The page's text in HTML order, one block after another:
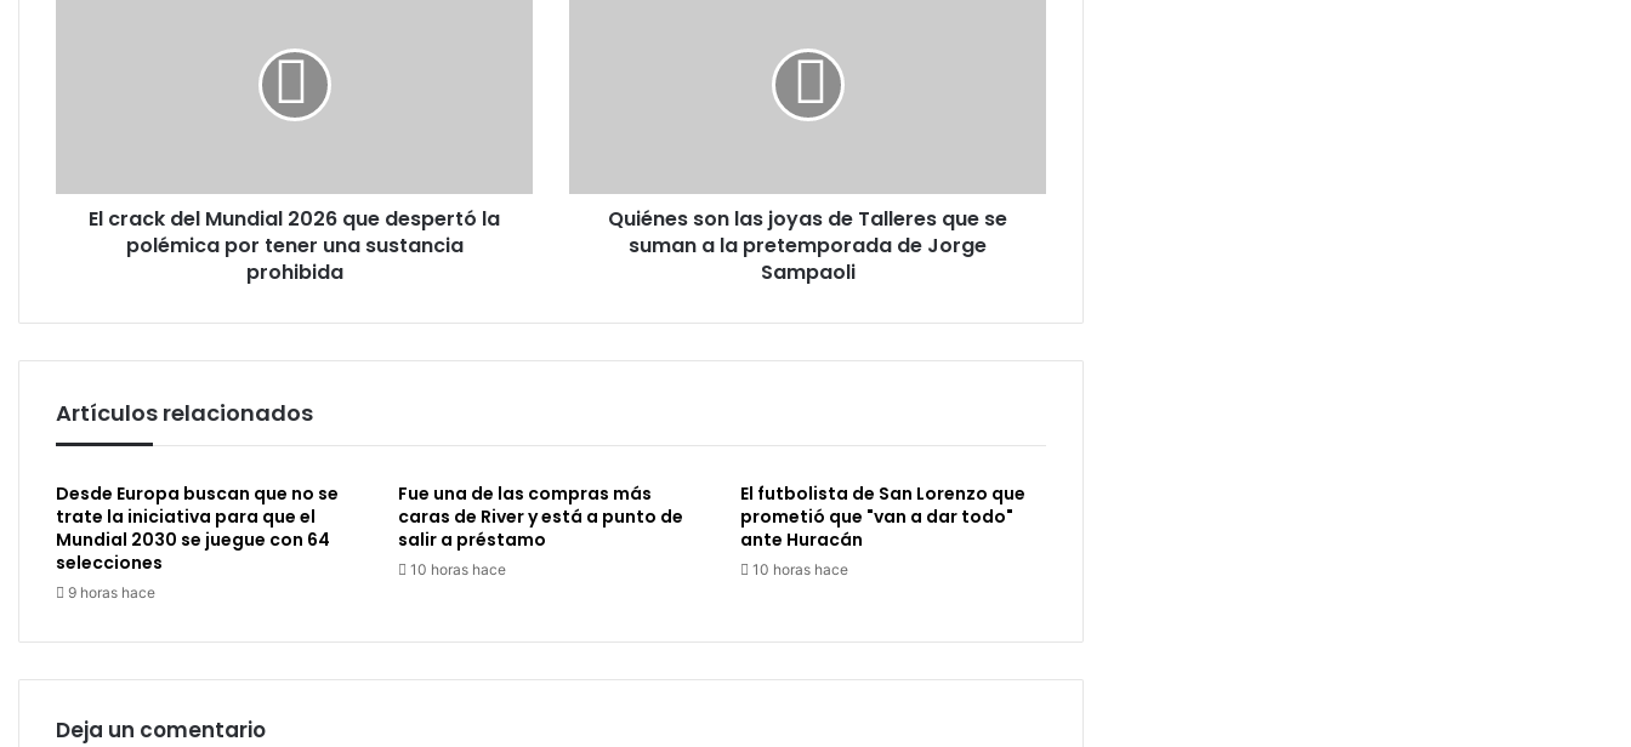
polémica
El crack del Mundial 2026 que despertó la
polémica por tener una sustancia
prohibida
suman
Quiénes son las joyas de Talleres que se
suman a la pretemporada de Jorge
Sampaoli
Artículos relacionados
Desde Europa buscan que no se
trate la iniciativa para que el
Mundial 2030 se juegue con 64
selecciones
9 horas hace
Fue una de las compras más
caras de River y está a punto de
salir a préstamo
10 horas hace
El futbolista de San Lorenzo que
prometió que "van a dar todo"
ante Huracán
10 horas hace
Deja un comentario